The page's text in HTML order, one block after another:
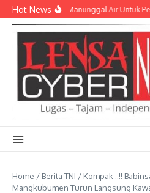
Lewati ke konten
Hot NewsTNI AD Manunggal Air Untuk
Home / Berita TNI / Kompak ..!!
Mangkubumen Turun Langsung